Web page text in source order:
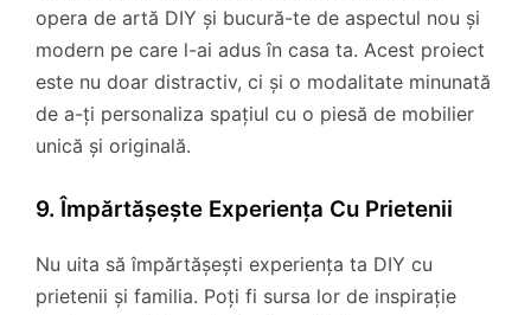
opera de artă DIY și bucură-te de aspectul nou și
modern pe care l-ai adus în casa ta. Acest proiect
este nu doar distractiv, ci și o modalitate minunată
de a-ți personaliza spațiul cu o piesă de mobilier
unică și originală.
9. Împărtășește Experiența Cu Prietenii
Nu uita să împărtășești experiența ta DIY cu
prietenii și familia. Poți fi sursa lor de inspirație